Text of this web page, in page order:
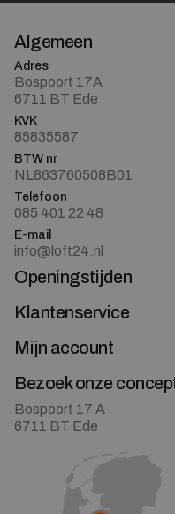
Algemeen
Adres
Bospoort 17A
6711 BT Ede
KVK
85835587
BTW nr
NL863760508B01
Telefoon
085 401 22 48
E-mail
info@loft24.nl
Openingstijden
Klantenservice
Mijn account
Bezoek onze
Bospoort 17 A
6711 BT Ede